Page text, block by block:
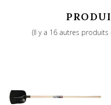
(Il y a 16 autres